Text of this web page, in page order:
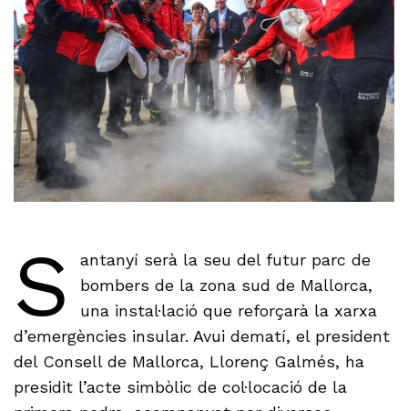
S
antanyí serà la seu del futur parc de
bombers de la zona sud de Mallorca,
una instal·lació que reforçarà la xarxa
d’emergències insular. Avui dematí, el president
del Consell de Mallorca, Llorenç Galmés, ha
presidit l’acte simbòlic de col·locació de la